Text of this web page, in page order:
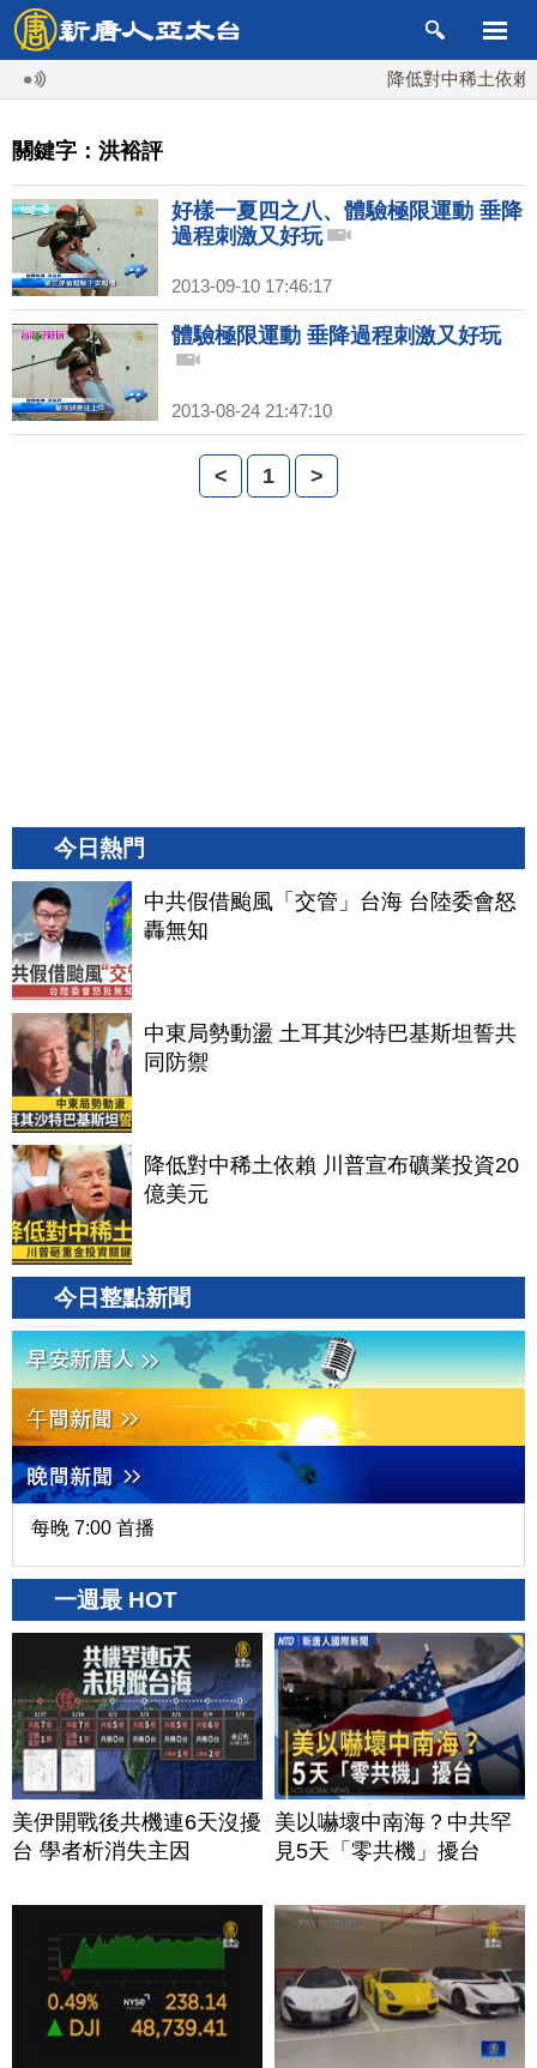
降低對中稀土依賴
關鍵字：洪裕評
好樣一夏四之八、體驗極限運動 垂降
過程刺激又好玩
2013-09-10 17:46:17
體驗極限運動 垂降過程刺激又好玩
2013-08-24 21:47:10
< 1 >
今日熱門
中共假借颱風「交管」台海 台陸委會怒
轟無知
中東局勢動盪 土耳其沙特巴基斯坦誓共
同防禦
降低對中稀土依賴 川普宣布礦業投資20
億美元
今日整點新聞
每晚 7:00 首播
一週最 HOT
美伊開戰後共機連6天沒擾
台 學者析消失主因
美以嚇壞中南海？中共罕
見5天「零共機」擾台